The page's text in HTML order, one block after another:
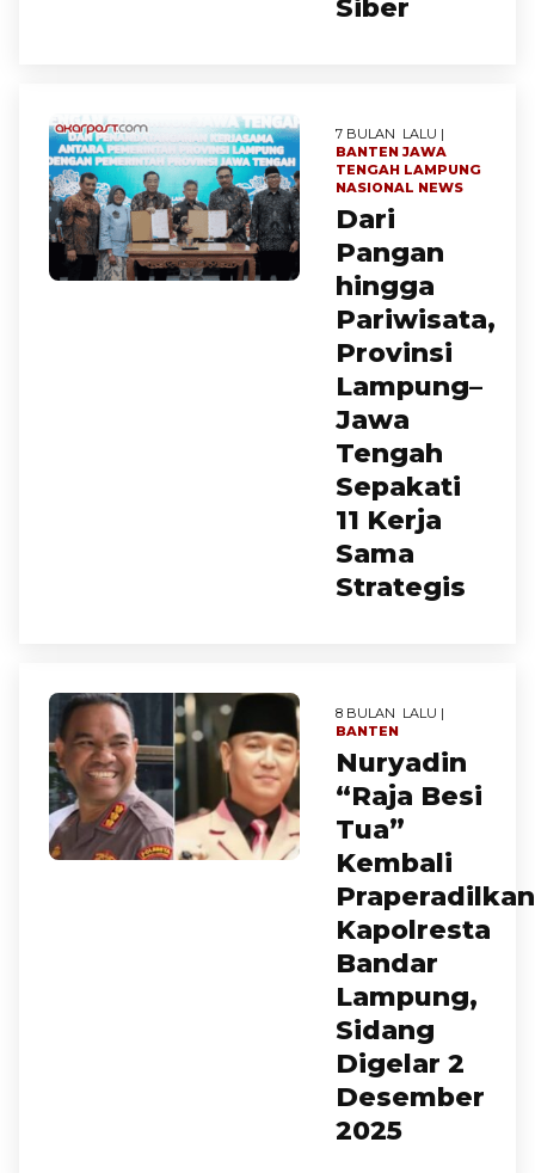
Siber
7 BULAN LALU |
BANTEN JAWA
TENGAH LAMPUNG
NASIONAL NEWS
Dari
Pangan
hingga
Pariwisata,
Provinsi
Lampung–
Jawa
Tengah
Sepakati
11 Kerja
Sama
Strategis
8 BULAN LALU |
BANTEN
Nuryadin
“Raja Besi
Tua”
Kembali
Praperadilkan
Kapolresta
Bandar
Lampung,
Sidang
Digelar 2
Desember
2025